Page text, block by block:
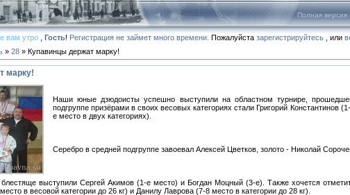
Полная версия
вам утро, Гость! Регистрация не займет много времени. Пожалуйста зарегистрируйтесь, или
» 28 » Купавинцы держат марку!
марку!
Наши юные дзюдоисты успешно выступили на областном турнире,
подгруппе призёрами в своих весовых категориях стали Григорий
е место в двух категориях).
Серебро в средней подгруппе завоевал Алексей Цветков, золото - Николай
выступили Сергей Акимов (1-е место) и Богдан Моцный (3-е). Также хочется
в весовой категории до 26 кг) и Данилу Лаврова (7-8 место в категории до 28 кг).